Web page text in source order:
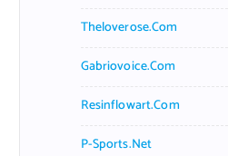
Theloverose.com
Gabriovoice.com
Resinflowart.com
P-Sports.net